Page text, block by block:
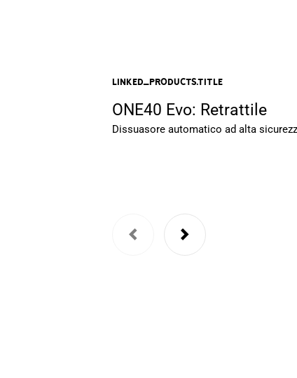
linked_products.title
ONE40 Evo: Retrattile
Dissuasore automatico ad alta